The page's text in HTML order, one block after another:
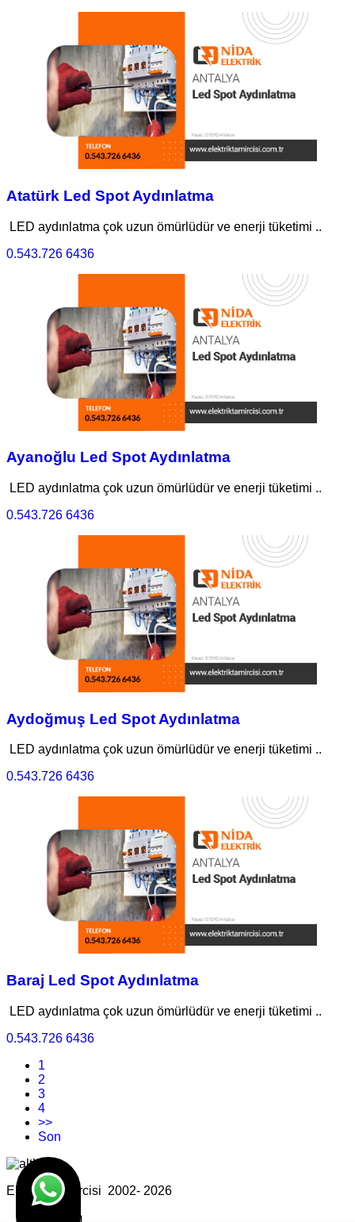
Atatürk Led Spot Aydınlatma
LED aydınlatma çok uzun ömürlüdür ve enerji tüketimi ..
0.543.726 6436
Ayanoğlu Led Spot Aydınlatma
LED aydınlatma çok uzun ömürlüdür ve enerji tüketimi ..
0.543.726 6436
Aydoğmuş Led Spot Aydınlatma
LED aydınlatma çok uzun ömürlüdür ve enerji tüketimi ..
0.543.726 6436
Baraj Led Spot Aydınlatma
LED aydınlatma çok uzun ömürlüdür ve enerji tüketimi ..
0.543.726 6436
1
2
3
4
>>
Son
Elektrik Tamircisi 2002- 2026
Tasarım